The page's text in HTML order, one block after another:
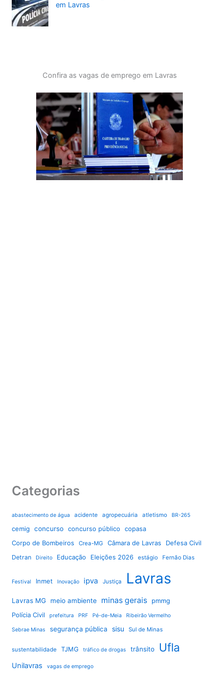
em Lavras
Confira as vagas de emprego em Lavras
Categorias
abastecimento de água acidente agropecuária atletismo BR-265
cemig concurso concurso público
copasa
Corpo de Bombeiros
Crea-MG Câmara de Lavras Defesa Civil
Detran Direito Educação Eleições 2026 estágio Fernão Dias
Festival Inmet Inovação ipva Justiça Lavras
Lavras MG meio ambiente minas gerais
pmmg
Polícia Civil
prefeitura PRF Pé-de-Meia Ribeirão Vermelho
Sebrae Minas segurança pública sisu Sul de Minas
sustentabilidade TJMG tráfico de drogas trânsito Ufla
Unilavras vagas de emprego